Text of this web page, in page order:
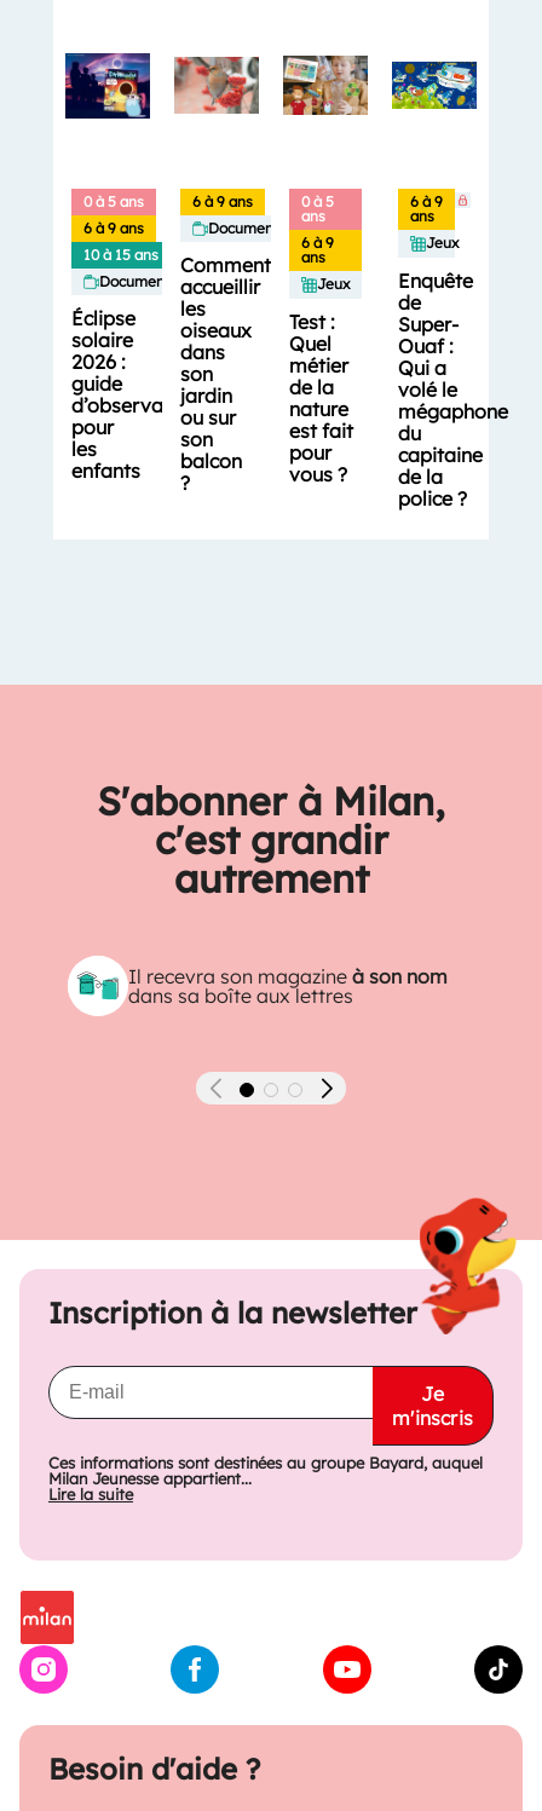
0 à 5 ans
6 à 9 ans
10 à 15 ans
Documentaires
Éclipse
solaire
2026 :
guide
d’observation
pour
les
enfants
6 à 9 ans
Documentaires
Comment
accueillir
les
oiseaux
dans
son
jardin
ou sur
son
balcon
?
0 à 5
ans
6 à 9
ans
Jeux
Test :
Quel
métier
de la
nature
est fait
pour
vous ?
6 à 9
ans
Jeux
Enquête
de
Super-
Ouaf :
Qui a
volé le
mégaphone
du
capitaine
de la
police ?
S'abonner à Milan,
c'est grandir
autrement
Il recevra son magazineà son nom
dans sa boîte aux lettres
Précédent Suivant
Besoin d'aide ?
Inscription à la newsletter
Je
m'inscris
Ces informations sont destinées au groupe Bayard, auquel
Milan Jeunesse appartient...
Lire la suite